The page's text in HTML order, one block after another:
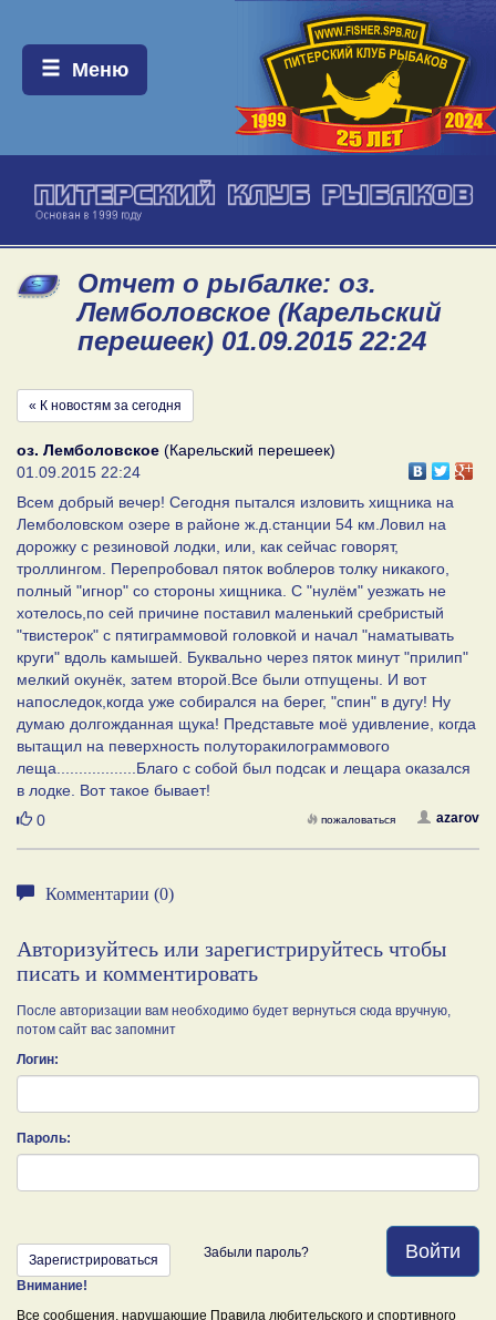
Меню:
Меню
Отчет о рыбалке: оз.
Лемболовское (Карельский
перешеек) 01.09.2015 22:24
« К новостям за сегодня
оз. Лемболовское (Карельский перешеек)
01.09.2015 22:24
Всем добрый вечер! Сегодня пытался изловить хищника на
Лемболовском озере в районе ж.д.станции 54 км.Ловил на
дорожку с резиновой лодки, или, как сейчас говорят,
троллингом. Перепробовал пяток воблеров толку никакого,
полный "игнор" со стороны хищника. С "нулём" уезжать не
хотелось,по сей причине поставил маленький сребристый
"твистерок" с пятиграммовой головкой и начал "наматывать
круги" вдоль камышей. Буквально через пяток минут "прилип"
мелкий окунёк, затем второй.Все были отпущены. И вот
напоследок,когда уже собирался на берег, "спин" в дугу! Ну
думаю долгожданная щука! Представьте моё удивление, когда
вытащил на певерхность полуторакилограммового
леща..................Благо с собой был подсак и лещара оказался
в лодке. Вот такое бывает!
Нравится
0 azarov
пожаловаться
Комментарии (0)
Авторизуйтесь или зарегистрируйтесь чтобы
писать и комментировать
После авторизации вам необходимо будет вернуться сюда вручную,
потом сайт вас запомнит
Логин:
Пароль:
Войти
Зарегистрироваться Забыли пароль?
Внимание!
Все сообщения, нарушающие Правила любительского и спортивного